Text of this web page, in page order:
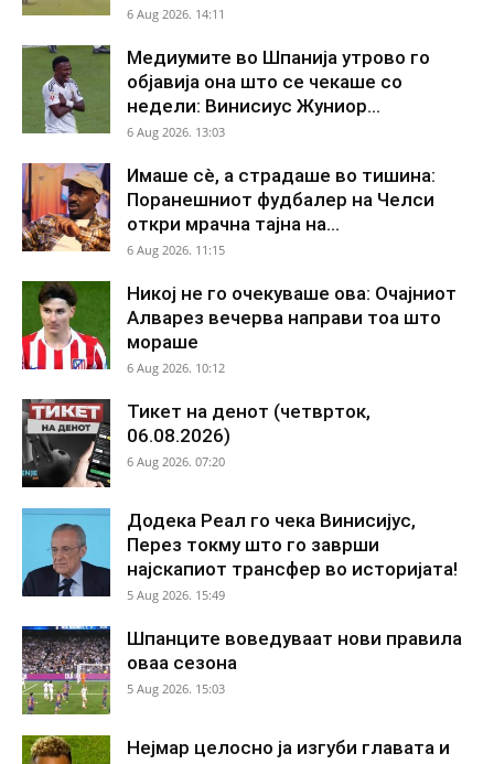
6 Aug 2026. 14:11
Медиумите во Шпанија утрово го
објавија она што се чекаше со
недели: Винисиус Жуниор...
6 Aug 2026. 13:03
Имаше сè, а страдаше во тишина:
Поранешниот фудбалер на Челси
откри мрачна тајна на...
6 Aug 2026. 11:15
Никој не го очекуваше ова: Очајниот
Алварез вечерва направи тоа што
мораше
6 Aug 2026. 10:12
Тикет на денот (четврток,
06.08.2026)
6 Aug 2026. 07:20
Додека Реал го чека Винисијус,
Перез токму што го заврши
најскапиот трансфер во историјата!
5 Aug 2026. 15:49
Шпанците воведуваат нови правила
оваа сезона
5 Aug 2026. 15:03
Нејмар целосно ја изгуби главата и